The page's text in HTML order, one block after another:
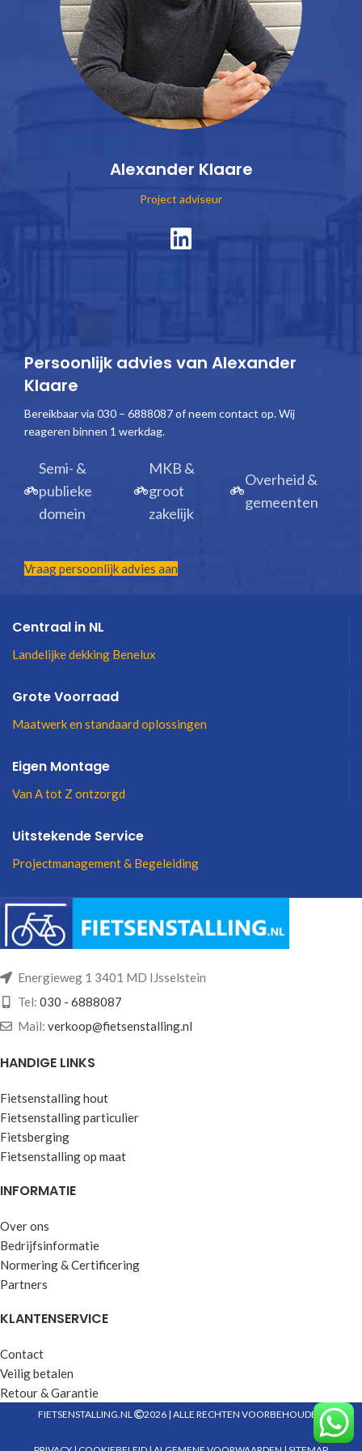
Alexander Klaare
Project adviseur
Persoonlijk advies van Alexander
Klaare
Bereikbaar via 030 – 6888087 of neem contact op. Wij
reageren binnen 1 werkdag.
Semi- &
publieke
domein
MKB &
groot
zakelijk
Overheid &
gemeenten
Vraag persoonlijk advies aan
Centraal in NL
Landelijke dekking Benelux
Grote Voorraad
Maatwerk en standaard oplossingen
Eigen Montage
Van A tot Z ontzorgd
Uitstekende Service
Projectmanagement & Begeleiding
Energieweg 1 3401 MD IJsselstein
Tel: 030 - 6888087
Mail: verkoop@fietsenstalling.nl
HANDIGE LINKS
Fietsenstalling hout
Fietsenstalling particulier
Fietsberging
Fietsenstalling op maat
INFORMATIE
Over ons
Bedrijfsinformatie
Normering & Certificering
Partners
KLANTENSERVICE
Contact
Veilig betalen
Retour & Garantie
FIETSENSTALLING.NL 2026 | ALLE RECHTEN VOORBEHOUDEN